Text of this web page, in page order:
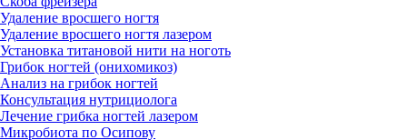
Удаление вросшего ногтя
Удаление вросшего ногтя лазером
Установка титановой нити на ноготь
Грибок ногтей (онихомикоз)
Анализ на грибок ногтей
Консультация нутрициолога
Лечение грибка ногтей лазером
Микробиота по Осипову